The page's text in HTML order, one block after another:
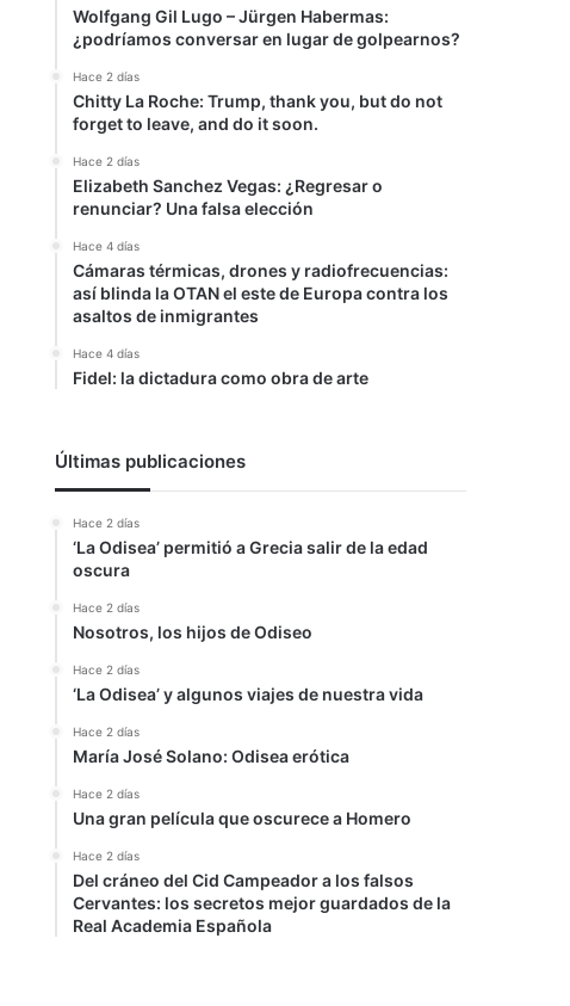
Wolfgang Gil Lugo – Jürgen Habermas:
¿podríamos conversar en lugar de golpearnos?
Hace 2 días
Chitty La Roche: Trump, thank you, but do not
forget to leave, and do it soon.
Hace 2 días
Elizabeth Sanchez Vegas: ¿Regresar o
renunciar? Una falsa elección
Hace 4 días
Cámaras térmicas, drones y radiofrecuencias:
así blinda la OTAN el este de Europa contra los
asaltos de inmigrantes
Hace 4 días
Fidel: la dictadura como obra de arte
Últimas publicaciones
Hace 2 días
‘La Odisea’ permitió a Grecia salir de la edad
oscura
Hace 2 días
Nosotros, los hijos de Odiseo
Hace 2 días
‘La Odisea’ y algunos viajes de nuestra vida
Hace 2 días
María José Solano: Odisea erótica
Hace 2 días
Una gran película que oscurece a Homero
Hace 2 días
Del cráneo del Cid Campeador a los falsos
Cervantes: los secretos mejor guardados de la
Real Academia Española